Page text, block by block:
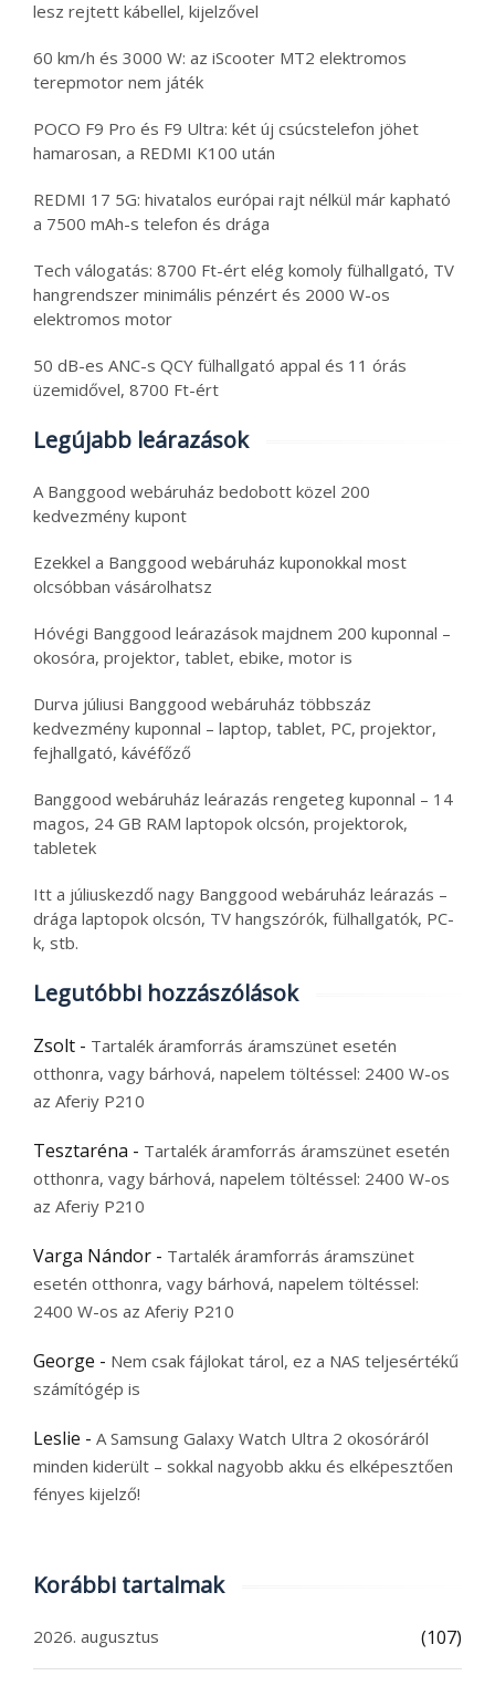
lesz rejtett kábellel, kijelzővel
60 km/h és 3000 W: az iScooter MT2 elektromos
terepmotor nem játék
POCO F9 Pro és F9 Ultra: két új csúcstelefon jöhet
hamarosan, a REDMI K100 után
REDMI 17 5G: hivatalos európai rajt nélkül már kapható
a 7500 mAh-s telefon és drága
Tech válogatás: 8700 Ft-ért elég komoly fülhallgató, TV
hangrendszer minimális pénzért és 2000 W-os
elektromos motor
50 dB-es ANC-s QCY fülhallgató appal és 11 órás
üzemidővel, 8700 Ft-ért
Legújabb leárazások
A Banggood webáruház bedobott közel 200
kedvezmény kupont
Ezekkel a Banggood webáruház kuponokkal most
olcsóbban vásárolhatsz
Hóvégi Banggood leárazások majdnem 200 kuponnal –
okosóra, projektor, tablet, ebike, motor is
Durva júliusi Banggood webáruház többszáz
kedvezmény kuponnal – laptop, tablet, PC, projektor,
fejhallgató, kávéfőző
Banggood webáruház leárazás rengeteg kuponnal – 14
magos, 24 GB RAM laptopok olcsón, projektorok,
tabletek
Itt a júliuskezdő nagy Banggood webáruház leárazás –
drága laptopok olcsón, TV hangszórók, fülhallgatók, PC-
k, stb.
Legutóbbi hozzászólások
Zsolt - Tartalék áramforrás áramszünet esetén
otthonra, vagy bárhová, napelem töltéssel: 2400 W-os
az Aferiy P210
Tesztaréna - Tartalék áramforrás áramszünet esetén
otthonra, vagy bárhová, napelem töltéssel: 2400 W-os
az Aferiy P210
Varga Nándor - Tartalék áramforrás áramszünet
esetén otthonra, vagy bárhová, napelem töltéssel:
2400 W-os az Aferiy P210
George - Nem csak fájlokat tárol, ez a NAS teljesértékű
számítógép is
Leslie - A Samsung Galaxy Watch Ultra 2 okosóráról
minden kiderült – sokkal nagyobb akku és elképesztően
fényes kijelző!
Korábbi tartalmak
2026. augusztus (107)